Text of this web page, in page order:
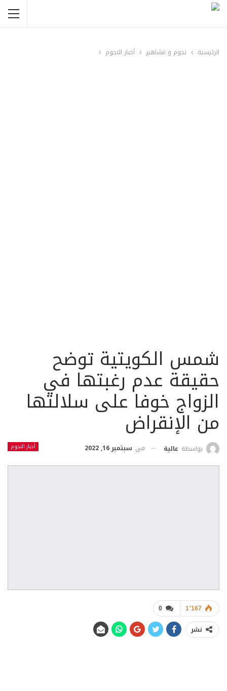
الرئيسية نجوم و مشاهير أخبار النجوم
شمس الكويتية توضح
حقيقة عدم رغبتها في
الزواج خوفا على سلالتها
من الإنقراض
أخبار النجوم بواسطة عالية في سبتمبر 16, 2022
0 1٬167
نشر